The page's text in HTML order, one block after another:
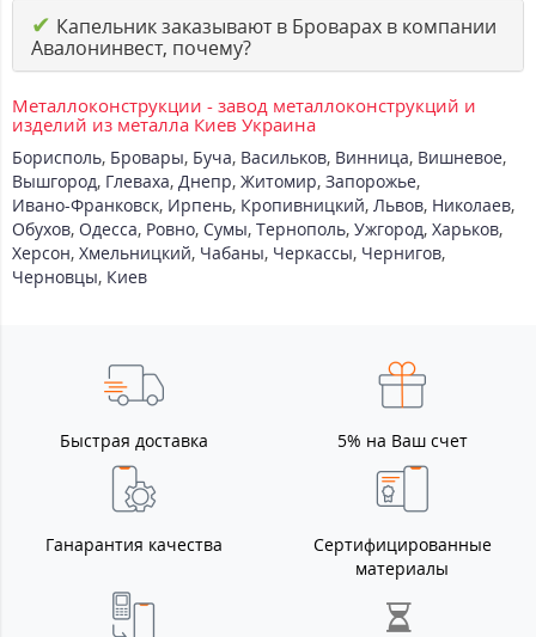
✔ Капельник заказывают в Броварах в компании
Авалонинвест, почему?
Металлоконструкции - завод металлоконструкций и
изделий из металла Киев Украина
Борисполь, Бровары, Буча, Васильков, Винница, Вишневое,
Вышгород, Глеваха, Днепр, Житомир, Запорожье,
Ивано-Франковск, Ирпень, Кропивницкий, Львов, Николаев,
Обухов, Одесса, Ровно, Сумы, Тернополь, Ужгород, Харьков,
Херсон, Хмельницкий, Чабаны, Черкассы, Чернигов,
Черновцы, Киев
Быстрая доставка 5% на Ваш счет
Ганарантия качества
Сертифицированные
материалы